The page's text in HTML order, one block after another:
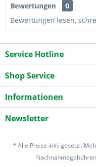
Bewertungen
0
Bewertungen lesen,
Service Hotline
Shop Service
Informationen
Newsletter
* Alle Preise inkl. gesetzl.